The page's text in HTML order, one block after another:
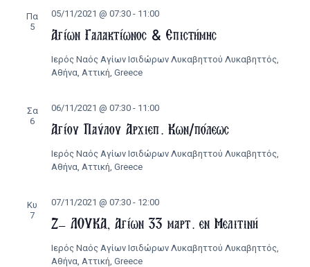
Πα
5
Αγίων Γαλακτίωνος & Επιστήμης
05/11/2021 @ 07:30- 11:00
Ιερός Ναός Αγίων Ισιδώρων Λυκαβηττού Λυκαβηττός,
Αθήνα, Αττική, Greece
Σα
6
Αγίου Παύλου Αρχιεπ. Κων/πόλεως
06/11/2021 @ 07:30- 11:00
Ιερός Ναός Αγίων Ισιδώρων Λυκαβηττού Λυκαβηττός,
Αθήνα, Αττική, Greece
Κυ
7
Ζ’ ΛΟΥΚΑ, Αγίων 33 μαρτ. εν Μελιτινή
07/11/2021 @ 07:30- 12:00
Ιερός Ναός Αγίων Ισιδώρων Λυκαβηττού Λυκαβηττός,
Αθήνα, Αττική, Greece